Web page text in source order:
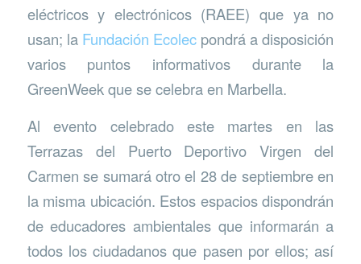
eléctricos y electrónicos (RAEE) que ya no
usan; laFundación Ecolec pondrá a disposición
varios puntos informativos durante la
GreenWeek que se celebra en Marbella.
Al evento celebrado este martes en las
Terrazas del Puerto Deportivo Virgen del
Carmen se sumará otro el 28 de septiembre en
la misma ubicación. Estos espacios dispondrán
de educadores ambientales que informarán a
todos los ciudadanos que pasen por ellos; así